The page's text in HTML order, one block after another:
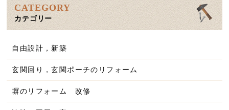
2025年11月
2025年10月
2025年9月
2025年8月
2025年7月
CATEGORY
カテゴリー
自由設計，新築
玄関回り，玄関ポーチのリフォーム
塀のリフォーム 改修